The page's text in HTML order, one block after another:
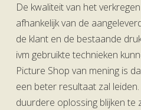
De kwaliteit van het
afhankelijk van de
de klant en de bestaande
ivm gebruikte technieken
Picture Shop van mening is
een beter resultaat zal
duurdere oplossing blijken te